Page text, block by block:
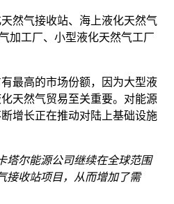
然气接收站、海上液化天然气
加工厂、小型液化天然气工厂
最高的市场份额，因为大型液
天然气贸易至关重要。对能源
增长正在推动对陆上基础设施
塔尔能源公司继续在全球范围
接收站项目，从而增加了需